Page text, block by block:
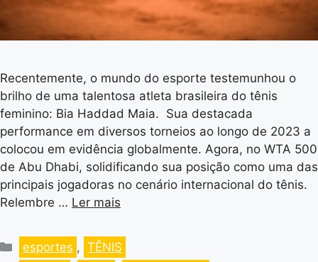
Recentemente, o mundo do esporte testemunhou o
brilho de uma talentosa atleta brasileira do tênis
feminino: Bia Haddad Maia. Sua destacada
performance em diversos torneios ao longo de 2023 a
colocou em evidência globalmente. Agora, no WTA 500
de Abu Dhabi, solidificando sua posição como uma das
principais jogadoras no cenário internacional do tênis.
Relembre … Ler mais
esportes , TÊNIS